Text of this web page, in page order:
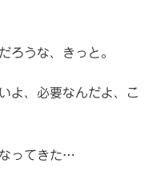
ろうな、きっと。
よ、必要なんだよ、こ
ってきた…